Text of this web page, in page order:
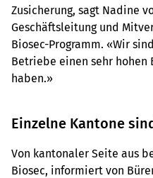
Zusicherung, sagt Nadine
Geschäftsleitung und
Biosec-Programm. «Wir
Betriebe einen sehr
haben.»
Einzelne Kantone
Von kantonaler Seite aus
Biosec, informiert von